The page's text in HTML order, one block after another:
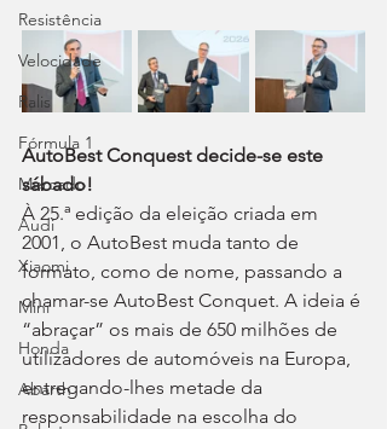
Resistência
Velocidade
Ralis
Fórmula 1
Mercado
Audi
Xiaomi
Mini
Honda
Abarth
AutoBest Conquest decide-se este
sábado!
À 25.ª edição da eleição criada em
2001, o AutoBest muda tanto de
formato, como de nome, passando a
chamar-se AutoBest Conquet. A ideia é
“abraçar” os mais de 650 milhões de
utilizadores de automóveis na Europa,
entregando-lhes metade da
responsabilidade na escolha do